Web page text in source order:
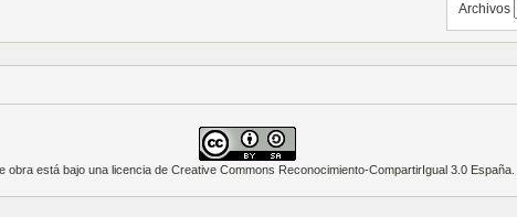
Archivos
obra está bajo una licencia de Creative Commons Reconocimiento-CompartirIgual 3.0 España.